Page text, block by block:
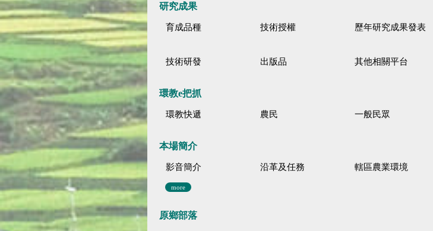
研究成果
育成品種 技術授權 歷年研究成果發表
技術研發 出版品 其他相關平台
環教e把抓
環教快遞 農民 一般民眾
本場簡介
影音簡介 沿革及任務 轄區農業環境
more
原鄉部落